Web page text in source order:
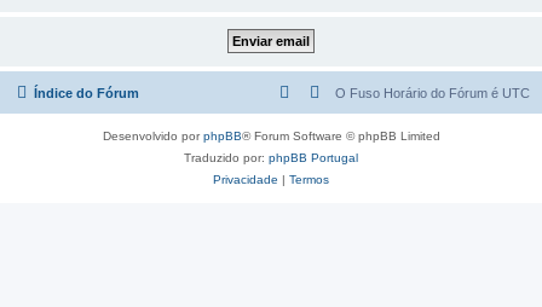
Índice do Fórum O Fuso Horário do Fórum é UTC
Desenvolvido porphpBB® Forum Software © phpBB Limited
Traduzido por: phpBB Portugal
Privacidade | Termos